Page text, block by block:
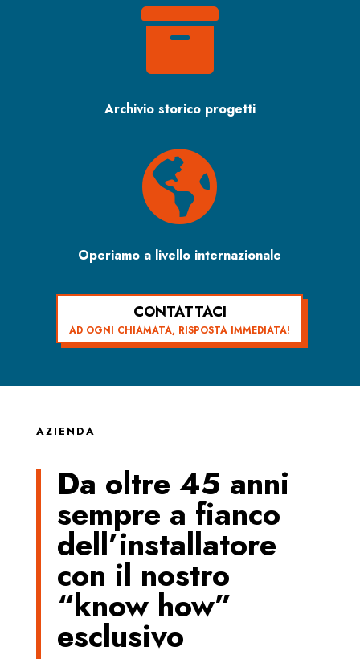

Archivio storico progetti

Operiamo a livello internazionale
CONTATTACI
AD OGNI CHIAMATA, RISPOSTA IMMEDIATA!
AZIENDA
Da oltre 45 anni
sempre a fianco
dell’installatore
con il nostro
“know how”
esclusivo